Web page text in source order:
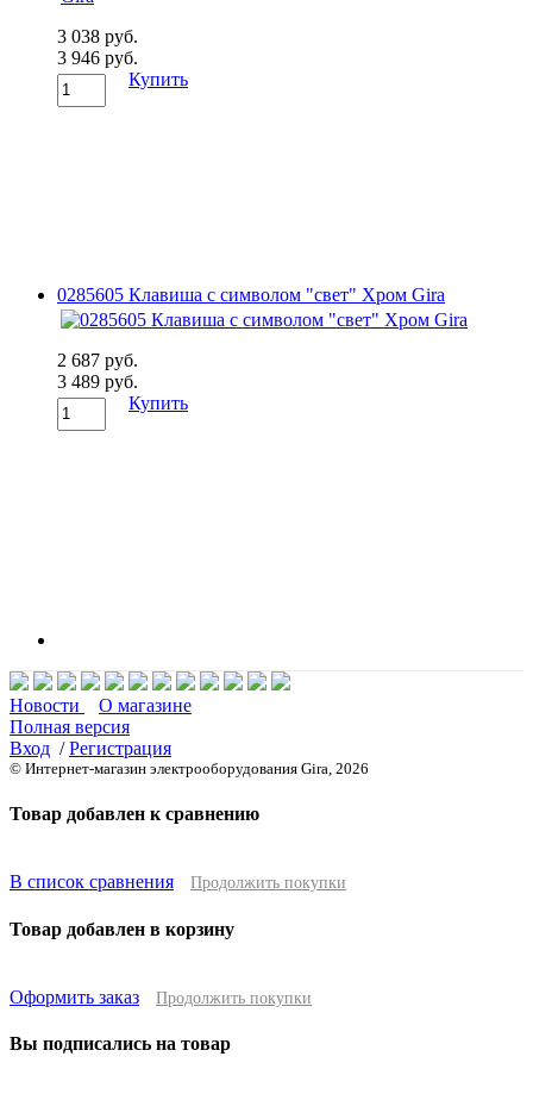
3 038 руб.
3 946 руб.
Купить
0285605 Клавиша с символом "свет" Хром Gira
2 687 руб.
3 489 руб.
Купить
Новости
О магазине
Полная версия
Вход /Регистрация
© Интернет-магазин электрооборудования Gira, 2026
Товар добавлен к сравнению
В список сравнения Продолжить покупки
Товар добавлен в корзину
Оформить заказ Продолжить покупки
Вы подписались на товар